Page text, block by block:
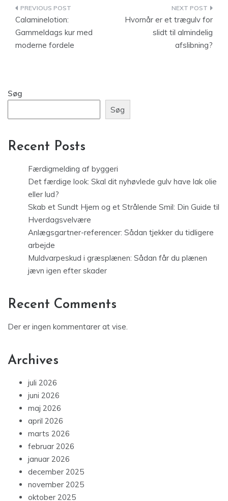
Indlægsnavigation
Calaminelotion:
Gammeldags kur med
moderne fordele
Hvornår er et trægulv for
slidt til almindelig
afslibning?
Søg
Søg
Recent Posts
Færdigmelding af byggeri
Det færdige look: Skal dit nyhøvlede gulv have lak olie
eller lud?
Skab et Sundt Hjem og et Strålende Smil: Din Guide til
Hverdagsvelvære
Anlægsgartner-referencer: Sådan tjekker du tidligere
arbejde
Muldvarpeskud i græsplænen: Sådan får du plænen
jævn igen efter skader
Recent Comments
Der er ingen kommentarer at vise.
Archives
juli 2026
juni 2026
maj 2026
april 2026
marts 2026
februar 2026
januar 2026
december 2025
november 2025
oktober 2025